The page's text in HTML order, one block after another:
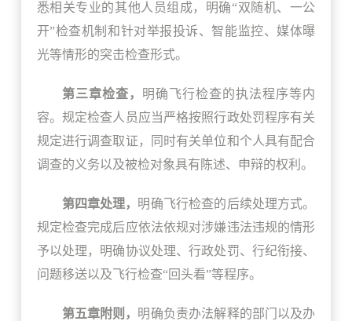
悉相关专业的其他人员组成，明确“双随机、一公
开”检查机制和针对举报投诉、智能监控、媒体曝
光等情形的突击检查形式。
第三章检查， 明确飞行检查的执法程序等内
容。规定检查人员应当严格按照行政处罚程序有关
规定进行调查取证，同时有关单位和个人具有配合
调查的义务以及被检对象具有陈述、申辩的权利。
第四章处理， 明确飞行检查的后续处理方式。
规定检查完成后应依法依规对涉嫌违法违规的情形
予以处理，明确协议处理、行政处罚、行纪衔接、
问题移送以及飞行检查“回头看”等程序。
第五章附则， 明确负责办法解释的部门以及办